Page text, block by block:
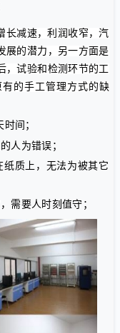
长减速，利润收窄，汽
展的潜力，另一方面是
，试验和检测环节的工
的手工管理方式的缺
间；
人为错误；
质上，无法为被其它
需要人时刻值守；